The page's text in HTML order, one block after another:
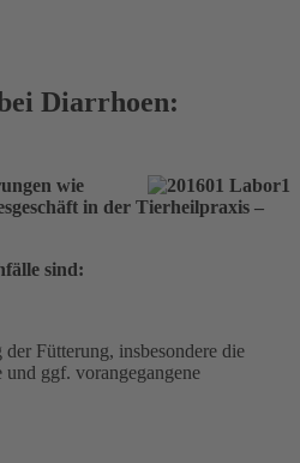
Diarrhoen:
wie
in der Tierheilpraxis –
sind:
Fütterung, insbesondere die
ggf. vorangegangene